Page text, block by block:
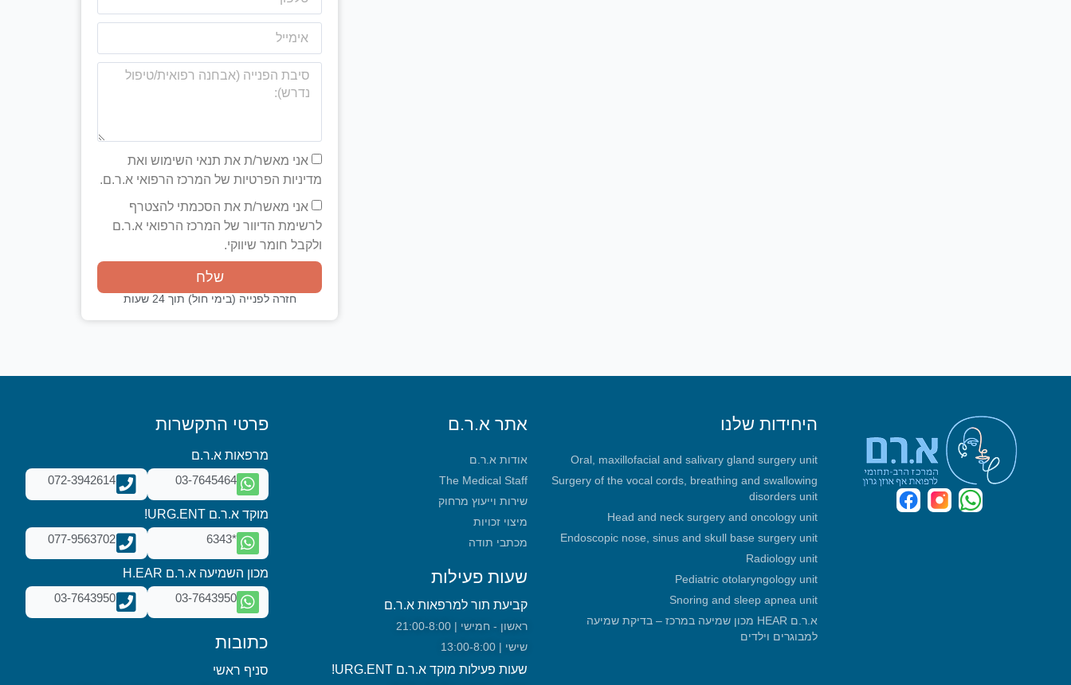
אני מאשר/ת את תנאי השימוש ואת
מדיניות הפרטיות של המרכז הרפואי א.ר.ם.
אני מאשר/ת את הסכמתי להצטרף
לרשימת הדיוור של המרכז הרפואי א.ר.ם
ולקבל חומר שיווקי.
שלח
חזרה לפנייה (בימי חול) תוך 24 שעות
היחידות שלנו
Oral, maxillofacial and salivary gland surgery unit
Surgery of the vocal cords, breathing and swallowing
disorders unit
Head and neck surgery and oncology unit
Endoscopic nose, sinus and skull base surgery unit
Radiology unit
Pediatric otolaryngology unit
Snoring and sleep apnea unit
א.ר.ם HEAR מכון שמיעה במרכז – בדיקת שמיעה
למבוגרים וילדים
אתר א.ר.ם
אודות א.ר.ם
The Medical Staff
שירות וייעוץ מרחוק
מיצוי זכויות
מכתבי תודה
שעות פעילות
קביעת תור למרפאות א.ר.ם
ראשון - חמישי | 21:00-8:00
שישי | 13:00-8:00
שעות פעילות מוקד א.ר.ם URG.ENT!
פרטי התקשרות
מרפאות א.ר.ם
03-7645464
072-3942614
מוקד א.ר.ם URG.ENT!
*6343
077-9563702
מכון השמיעה א.ר.ם H.EAR
03-7643950
03-7643950
כתובות
סניף ראשי